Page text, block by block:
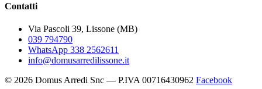
Contatti
Via Pascoli 39, Lissone (MB)
039 794790
WhatsApp 338 2562611
info@domusarredilissone.it
© 2026 Domus Arredi Snc — P.IVA 00716430962 Facebook